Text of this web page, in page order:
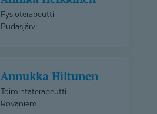
Fysioterapeutti
Pudasjärvi
Annukka Hiltunen
Toimintaterapeutti
Rovaniemi